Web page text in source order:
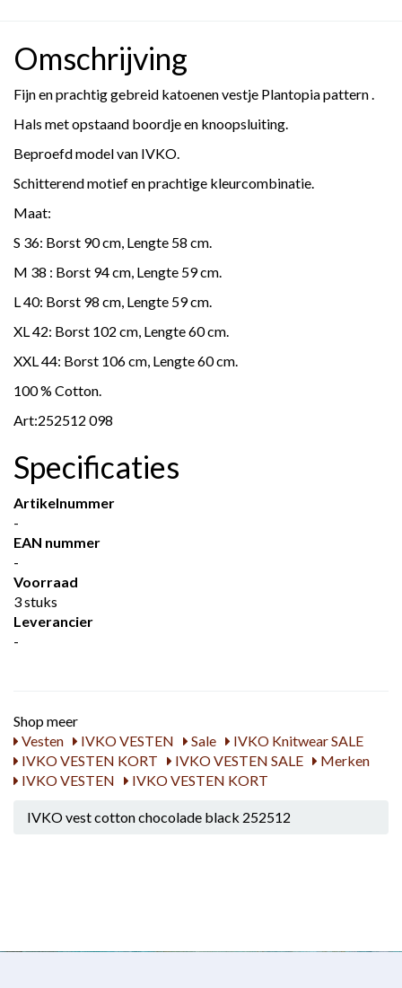
Omschrijving
Fijn en prachtig gebreid katoenen vestje Plantopia pattern .
Hals met opstaand boordje en knoopsluiting.
Beproefd model van IVKO.
Schitterend motief en prachtige kleurcombinatie.
Maat:
S 36: Borst 90 cm, Lengte 58 cm.
M 38 : Borst 94 cm, Lengte 59 cm.
L 40: Borst 98 cm, Lengte 59 cm.
XL 42: Borst 102 cm, Lengte 60 cm.
XXL 44: Borst 106 cm, Lengte 60 cm.
100 % Cotton.
Art:252512 098
Specificaties
Artikelnummer
-
EAN nummer
-
Voorraad
3 stuks
Leverancier
-
Shop meer
Vesten
IVKO VESTEN Sale
IVKO Knitwear SALE
IVKO VESTEN KORT
IVKO VESTEN SALE
Merken
IVKO VESTEN
IVKO VESTEN KORT
IVKO vest cotton chocolade black 252512